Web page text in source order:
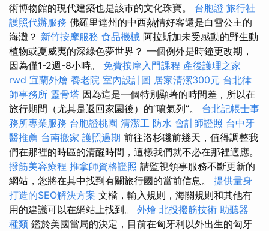
術博物館的現代建築也是該市的文化珠寶。 台胞證 旅行社
護照代辦服務 佛羅里達州的中西熱情好客還是白雪公主的
海灘？ 新竹按摩服務 食品機械 阿拉斯加未受感動的野生動
植物或夏威夷的深綠色夢世界？ 一個例外是時鐘更改期，
因為僅1-2週-8小時。 免費按摩入門課程 產後護理之家
rwd 宜蘭外燴 養老院 室內設計圖 居家清潔300元 台北律
師事務所 靈骨塔 因為這是一個特別顯著的時間差，所以在
旅行期間（尤其是返回家園後）的“噴氣列”。 台北記帳士事
務所專業服務 台胞證桃園 清潔工 防水 會計師證照 台中牙
醫推薦 台南搬家 護照過期 前往洛杉磯前幾天，值得調整我
們在那裡的時區的清醒時間，這樣我們就不必在那裡適應。
撥筋美容療程 推拿師資格證照 請監視領事服務不斷更新的
網站，您將在其中找到有關旅行國的當前信息。 提供量身
打造的SEO解決方案 文檔，輸入規則，海關規則和其他有
用的建議可以在網站上找到。 外燴 北投撥筋技術 助聽器
種類 鑑於美國當局的決定，目前在匈牙利以外出生的匈牙